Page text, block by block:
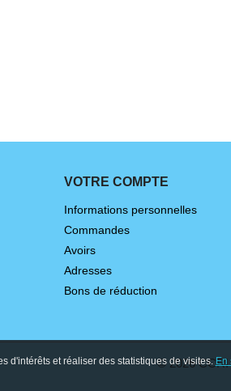
VOTRE COMPTE
Informations personnelles
Commandes
Avoirs
Adresses
Bons de réduction
©2026CCRI
d'intérêts et réaliser des statistiques de visites.En